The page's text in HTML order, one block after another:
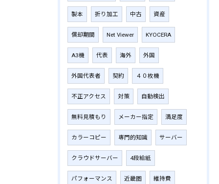
製本 折り加工 中古 資産
償却期間 Net Viewer KYOCERA
A3機 代表 海外 外国
外国代表者 契約 ４０枚機
不正アクセス 対策 自動検出
無料見積もり メーカー指定 満足度
カラーコピー 専門的知識 サーバー
クラウドサーバー 4段給紙
パフォーマンス 近畿圏 維持費